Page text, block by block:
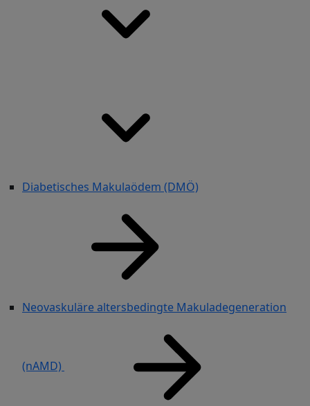
Diabetisches Makulaödem (DMÖ)
Neovaskuläre altersbedingte Makuladegeneration
(nAMD)